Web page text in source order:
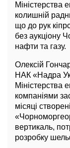
Міністерства
колишній
що до рук
без аукціону
нафти та газу.
Олексій
НАК «Надра
Міністерства
компаніями
місяці
вертикаль,
розробку